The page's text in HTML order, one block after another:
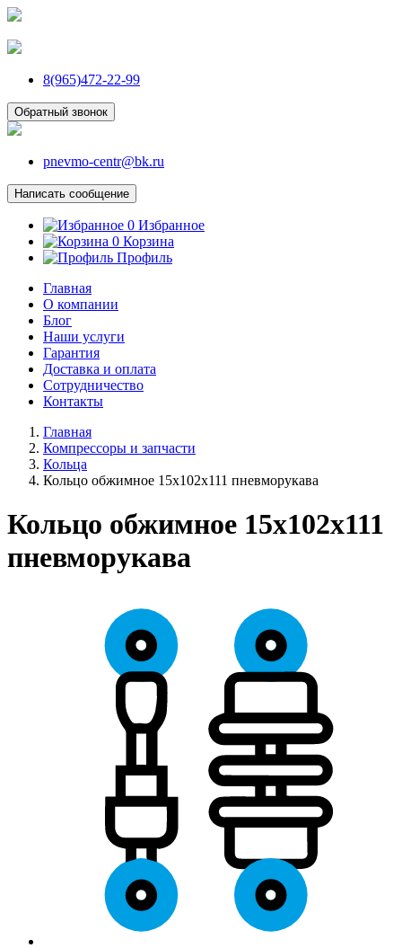
8(965)472-22-99
Обратный звонок
pnevmo-centr@bk.ru
Написать сообщение
0 Избранное
0 Корзина
Профиль
Главная
О компании
Блог
Наши услуги
Гарантия
Доставка и оплата
Сотрудничество
Контакты
Главная
Компрессоры и запчасти
Кольца
Кольцо обжимное 15х102х111 пневморукава
Кольцо обжимное 15х102х111
пневморукава